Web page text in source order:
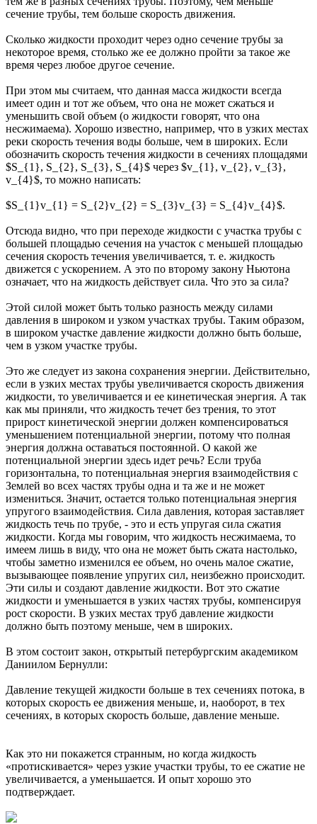
сечение трубы, тем больше скорость движения.
Сколько жидкости проходит через одно сечение трубы за
некоторое время, столько же ее должно пройти за такое же
время через любое другое сечение.
При этом мы считаем, что данная масса жидкости всегда
имеет один и тот же объем, что она не может сжаться и
уменьшить свой объем (о жидкости говорят, что она
несжимаема). Хорошо известно, например, что в узких местах
реки скорость течения воды больше, чем в широких. Если
обозначить скорость течения жидкости в сечениях площадями
$S_{1}, S_{2}, S_{3}, S_{4}$ через $v_{1}, v_{2}, v_{3},
v_{4}$, то можно написать:
$S_{1}v_{1} = S_{2}v_{2} = S_{3}v_{3} = S_{4}v_{4}$.
Отсюда видно, что при переходе жидкости с участка трубы с
большей площадью сечения на участок с меньшей площадью
сечения скорость течения увеличивается, т. е. жидкость
движется с ускорением. А это по второму закону Ньютона
означает, что на жидкость действует сила. Что это за сила?
Этой силой может быть только разность между силами
давления в широком и узком участках трубы. Таким образом,
в широком участке давление жидкости должно быть больше,
чем в узком участке трубы.
Это же следует из закона сохранения энергии. Действительно,
если в узких местах трубы увеличивается скорость движения
жидкости, то увеличивается и ее кинетическая энергия. А так
как мы приняли, что жидкость течет без трения, то этот
прирост кинетической энергии должен компенсироваться
уменьшением потенциальной энергии, потому что полная
энергия должна оставаться постоянной. О какой же
потенциальной энергии здесь идет речь? Если труба
горизонтальна, то потенциальная энергия взаимодействия с
Землей во всех частях трубы одна и та же и не может
измениться. Значит, остается только потенциальная энергия
упругого взаимодействия. Сила давления, которая заставляет
жидкость течь по трубе, - это и есть упругая сила сжатия
жидкости. Когда мы говорим, что жидкость несжимаема, то
имеем лишь в виду, что она не может быть сжата настолько,
чтобы заметно изменился ее объем, но очень малое сжатие,
вызывающее появление упругих сил, неизбежно происходит.
Эти силы и создают давление жидкости. Вот это сжатие
жидкости и уменьшается в узких частях трубы, компенсируя
рост скорости. В узких местах труб давление жидкости
должно быть поэтому меньше, чем в широких.
В этом состоит закон, открытый петербургским академиком
Даниилом Бернулли:
Давление текущей жидкости больше в тех сечениях потока, в
которых скорость ее движения меньше, и, наоборот, в тех
сечениях, в которых скорость больше, давление меньше.
Как это ни покажется странным, но когда жидкость
«протискивается» через узкие участки трубы, то ее сжатие не
увеличивается, а уменьшается. И опыт хорошо это
подтверждает.